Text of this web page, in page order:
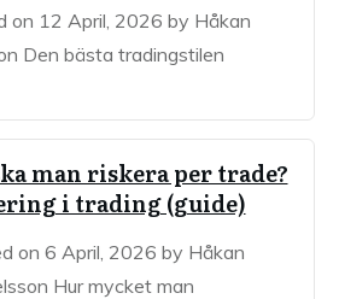
on 12 April, 2026 by Håkan
Den bästa tradingstilen
man riskera per trade?
i trading (guide)
on 6 April, 2026 by Håkan
Hur mycket man